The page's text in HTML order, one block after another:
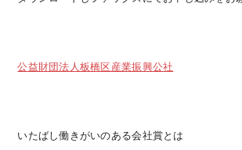
公益財団法人板橋区産業振興公社
いたばし働きがいのある会社賞とは